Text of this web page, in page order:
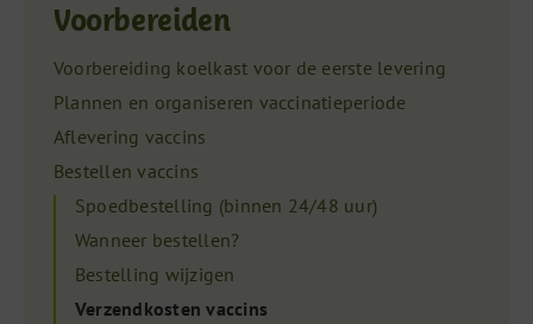
Voorbereiden
Voorbereiding koelkast voor de eerste levering
Plannen en organiseren vaccinatieperiode
Aflevering vaccins
Bestellen vaccins
Spoedbestelling (binnen 24/48 uur)
Wanneer bestellen?
Bestelling wijzigen
Verzendkosten vaccins